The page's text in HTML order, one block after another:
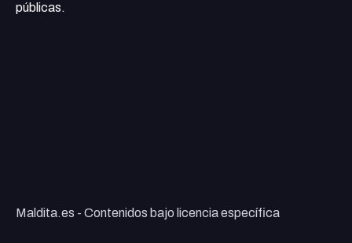
públicas.
Maldita.es - Contenidos bajo licencia específica